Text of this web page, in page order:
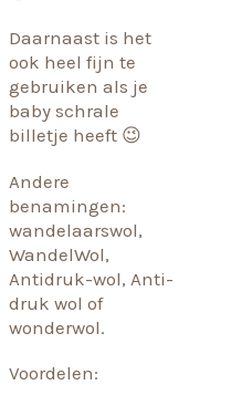
Daarnaast is het
ook heel fijn te
gebruiken als je
baby schrale
billetje heeft 😉
Andere
benamingen:
wandelaarswol,
WandelWol,
Antidruk-wol, Anti-
druk wol of
wonderwol.
Voordelen: